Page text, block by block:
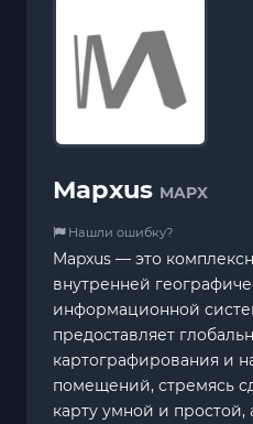
Mapxus MAPX
Нашли ошибку?
Mapxus — это
внутренней
информационной
предоставляет
картографирования и
помещений, стремясь
карту умной и простой,